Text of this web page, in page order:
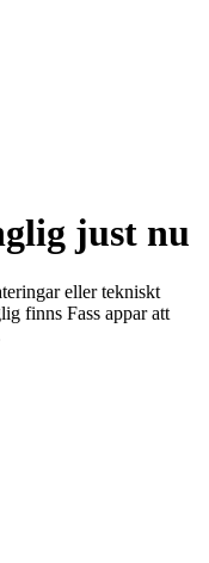
just nu
eller tekniskt
finns Fass appar att